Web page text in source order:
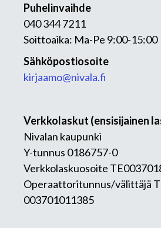
Puhelinvaihde
040 344 7211
Soittoaika: Ma-Pe 9:00-15:00
Sähköpostiosoite
kirjaamo@nivala.fi
Verkkolaskut (ensisijainen
Nivalan kaupunki
Y-tunnus 0186757-0
Verkkolaskuosoite
Operaattoritunnus/välittäjä
003701011385